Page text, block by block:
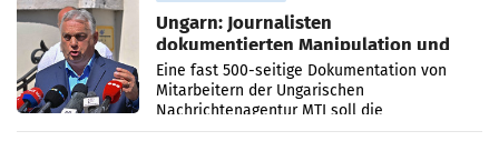
Ungarn: Journalisten
dokumentierten Manipulation und
Zensur
Eine fast 500-seitige Dokumentation von
Mitarbeitern der Ungarischen
Nachrichtenagentur MTI soll die
systematische Nachrichten-Manipulation und